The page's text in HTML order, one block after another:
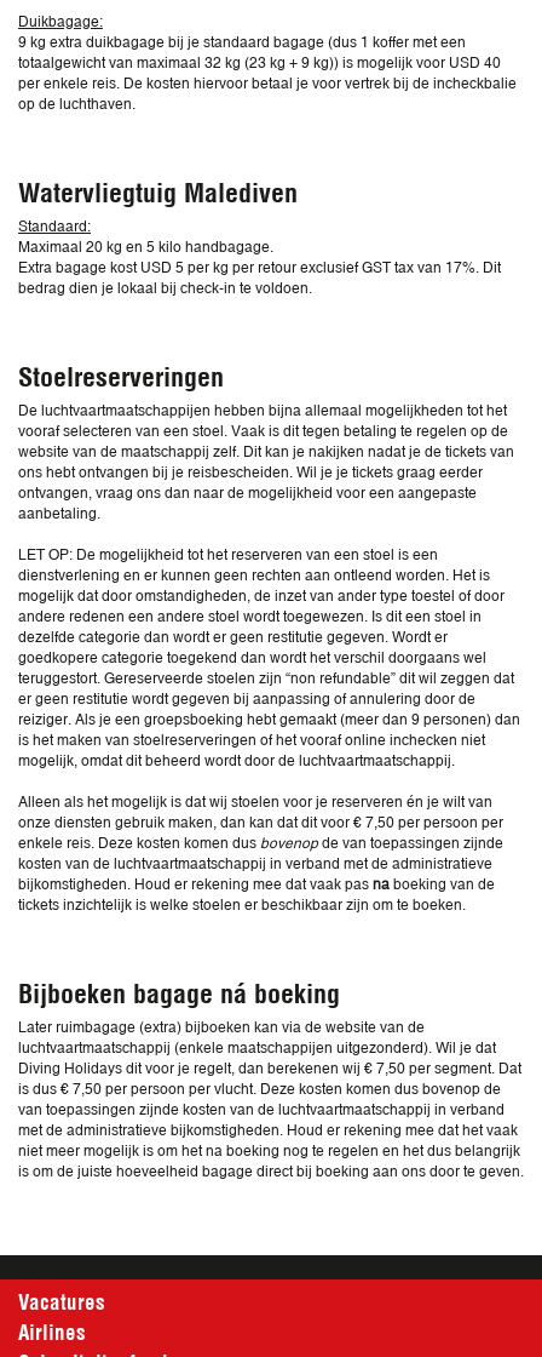
Duikbagage:
9 kg extra duikbagage bij je standaard bagage (dus 1 koffer met een
totaalgewicht van maximaal 32 kg (23 kg + 9 kg)) is mogelijk voor USD 40
per enkele reis. De kosten hiervoor betaal je voor vertrek bij de incheckbalie
op de luchthaven.
Watervliegtuig Malediven
Standaard:
Maximaal 20 kg en 5 kilo handbagage.
Extra bagage kost USD 5 per kg per retour exclusief GST tax van 17%. Dit
bedrag dien je lokaal bij check-in te voldoen.
Stoelreserveringen
De luchtvaartmaatschappijen hebben bijna allemaal mogelijkheden tot het
vooraf selecteren van een stoel. Vaak is dit tegen betaling te regelen op de
website van de maatschappij zelf. Dit kan je nakijken nadat je de tickets van
ons hebt ontvangen bij je reisbescheiden. Wil je je tickets graag eerder
ontvangen, vraag ons dan naar de mogelijkheid voor een aangepaste
aanbetaling.
LET OP: De mogelijkheid tot het reserveren van een stoel is een
dienstverlening en er kunnen geen rechten aan ontleend worden. Het is
mogelijk dat door omstandigheden, de inzet van ander type toestel of door
andere redenen een andere stoel wordt toegewezen. Is dit een stoel in
dezelfde categorie dan wordt er geen restitutie gegeven. Wordt er
goedkopere categorie toegekend dan wordt het verschil doorgaans wel
teruggestort. Gereserveerde stoelen zijn “non refundable” dit wil zeggen dat
er geen restitutie wordt gegeven bij aanpassing of annulering door de
reiziger. Als je een groepsboeking hebt gemaakt (meer dan 9 personen) dan
is het maken van stoelreserveringen of het vooraf online inchecken niet
mogelijk, omdat dit beheerd wordt door de luchtvaartmaatschappij.
Alleen als het mogelijk is dat wij stoelen voor je reserveren én je wilt van
onze diensten gebruik maken, dan kan dat dit voor € 7,50 per persoon per
enkele reis. Deze kosten komen dus bovenopde van toepassingen zijnde
kosten van de luchtvaartmaatschappij in verband met de administratieve
bijkomstigheden. Houd er rekening mee dat vaak pas na boeking van de
tickets inzichtelijk is welke stoelen er beschikbaar zijn om te boeken.
Bijboeken bagage ná boeking
Later ruimbagage (extra) bijboeken kan via de website van de
luchtvaartmaatschappij (enkele maatschappijen uitgezonderd). Wil je dat
Diving Holidays dit voor je regelt, dan berekenen wij € 7,50 per segment. Dat
is dus € 7,50 per persoon per vlucht. Deze kosten komen dus bovenop de
van toepassingen zijnde kosten van de luchtvaartmaatschappij in verband
met de administratieve bijkomstigheden. Houd er rekening mee dat het vaak
niet meer mogelijk is om het na boeking nog te regelen en het dus belangrijk
is om de juiste hoeveelheid bagage direct bij boeking aan ons door te geven.
Vacatures
Airlines